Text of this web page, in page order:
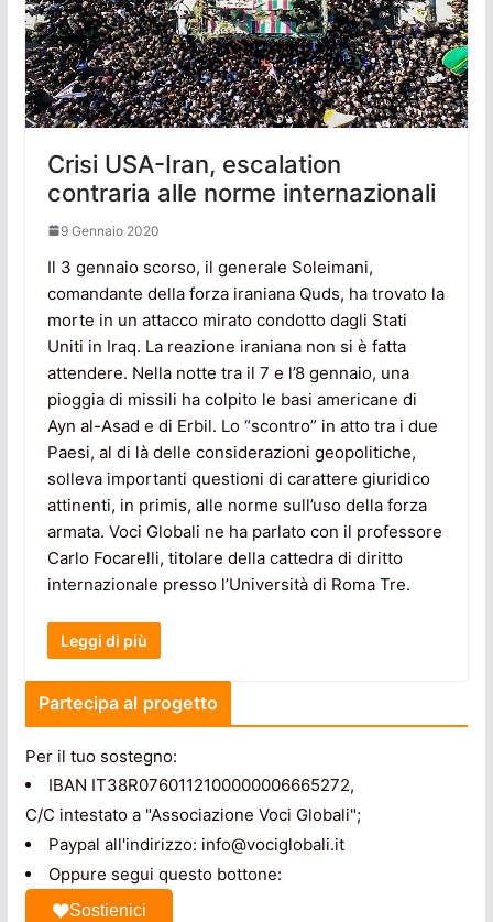
Crisi USA-Iran, escalation
contraria alle norme internazionali
9 Gennaio 2020
Il 3 gennaio scorso, il generale Soleimani,
comandante della forza iraniana Quds, ha trovato la
morte in un attacco mirato condotto dagli Stati
Uniti in Iraq. La reazione iraniana non si è fatta
attendere. Nella notte tra il 7 e l’8 gennaio, una
pioggia di missili ha colpito le basi americane di
Ayn al-Asad e di Erbil. Lo “scontro” in atto tra i due
Paesi, al di là delle considerazioni geopolitiche,
solleva importanti questioni di carattere giuridico
attinenti, in primis, alle norme sull’uso della forza
armata. Voci Globali ne ha parlato con il professore
Carlo Focarelli, titolare della cattedra di diritto
internazionale presso l’Università di Roma Tre.
Leggi di più
Partecipa al progetto
Per il tuo sostegno:
IBAN IT38R0760112100000006665272,
C/C intestato a "Associazione Voci Globali";
Paypal all'indirizzo: info@vociglobali.it
Oppure segui questo bottone:
Sostienici